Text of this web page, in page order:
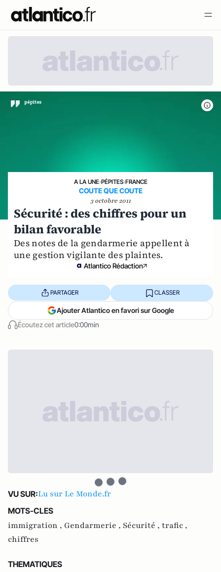
A LA UNE›PÉPITES›FRANCE
COUTE QUE COUTE
3 octobre 2011
Sécurité : des chiffres pour un
bilan favorable
Des notes de la gendarmerie appellent à
une gestion vigilante des plaintes.
Atlantico Rédaction
Écoutez cet article0:00min
PARTAGER CLASSER
Ajouter Atlantico en favori sur Google
VU SUR:Lu sur Le Monde.fr
MOTS-CLES
immigration , Gendarmerie , Sécurité , trafic ,
chiffres
THEMATIQUES